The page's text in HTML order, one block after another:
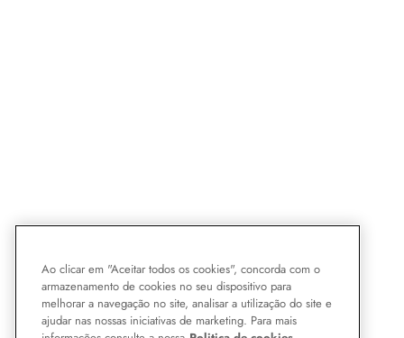
Ao clicar em "Aceitar todos os cookies", concorda com o
armazenamento de cookies no seu dispositivo para
melhorar a navegação no site, analisar a utilização do site e
ajudar nas nossas iniciativas de marketing. Para mais